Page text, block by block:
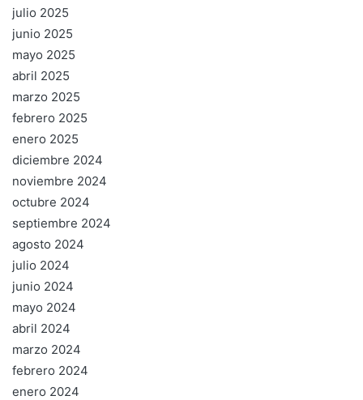
julio 2025
junio 2025
mayo 2025
abril 2025
marzo 2025
febrero 2025
enero 2025
diciembre 2024
noviembre 2024
octubre 2024
septiembre 2024
agosto 2024
julio 2024
junio 2024
mayo 2024
abril 2024
marzo 2024
febrero 2024
enero 2024